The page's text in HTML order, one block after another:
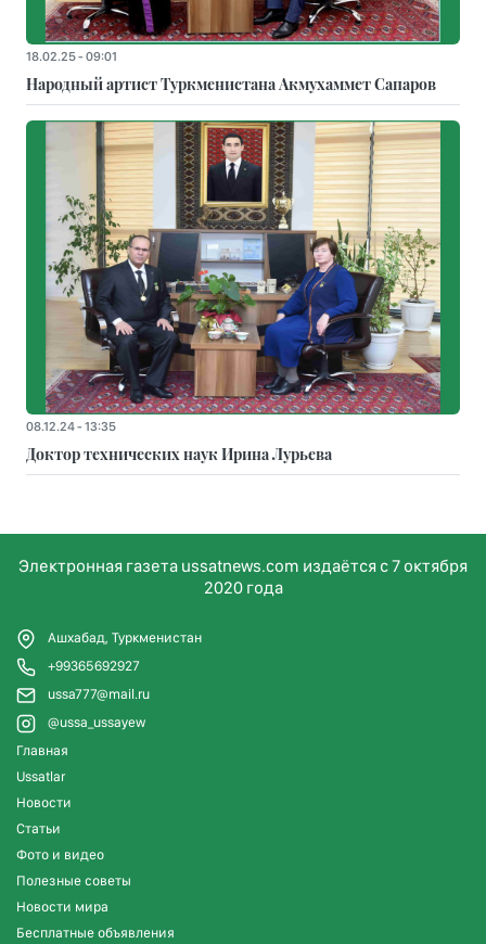
18.02.25 - 09:01
Народный артист Туркменистана Акмухаммет Сапаров
08.12.24 - 13:35
Доктор технических наук Ирина Лурьева
Электронная газета ussatnews.com издаётся с 7 октября
2020 года
Ашхабад, Туркменистан
+99365692927
ussa777@mail.ru
@ussa_ussayew
Главная
Ussatlar
Новости
Статьи
Фото и видео
Полезные советы
Новости мира
Бесплатные объявления